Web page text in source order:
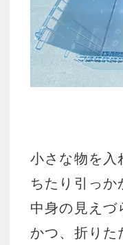
小さな物を入
ちたり引っ
中身の見え
かつ、折り